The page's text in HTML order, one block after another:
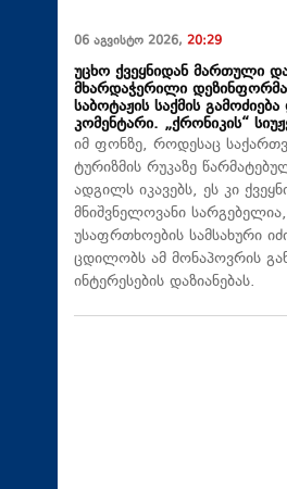
06 აგვისტო 2026, 20:29
უცხო ქვეყნიდან მართული
მხარდაჭერილი
საბოტაჟის საქმის
კომენტარი. „ქრონიკის“
იმ ფონზე, როდესაც
ტურიზმის რუკაზე
ადგილს იკავებს, ეს კი
მნიშვნელოვანი
უსაფრთხოების სამსახური
ცდილობს ამ მონაპოვრის
ინტერესების დაზიანებას.